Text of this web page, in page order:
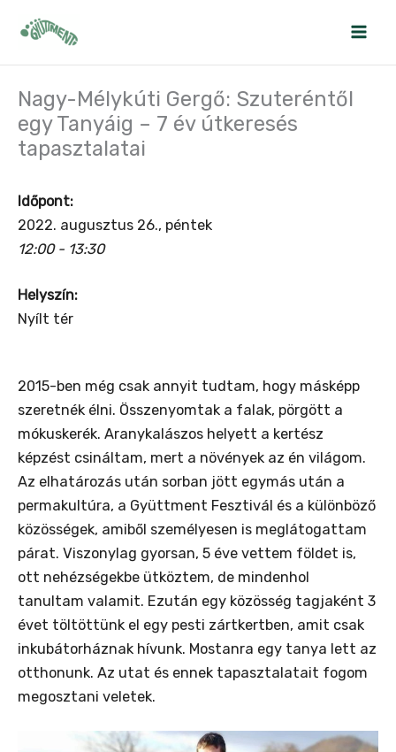
Nagy-Mélykúti Gergő: Szuteréntől
egy Tanyáig – 7 év útkeresés
tapasztalatai
Időpont:
2022. augusztus 26., péntek
12:00 - 13:30
Helyszín:
Nyílt tér
2015-ben még csak annyit tudtam, hogy másképp
szeretnék élni. Összenyomtak a falak, pörgött a
mókuskerék. Aranykalászos helyett a kertész
képzést csináltam, mert a növények az én világom.
Az elhatározás után sorban jött egymás után a
permakultúra, a Gyüttment Fesztivál és a különböző
közösségek, amiből személyesen is meglátogattam
párat. Viszonylag gyorsan, 5 éve vettem földet is,
ott nehézségekbe ütköztem, de mindenhol
tanultam valamit. Ezután egy közösség tagjaként 3
évet töltöttünk el egy pesti zártkertben, amit csak
inkubátorháznak hívunk. Mostanra egy tanya lett az
otthonunk. Az utat és ennek tapasztalatait fogom
megosztani veletek.